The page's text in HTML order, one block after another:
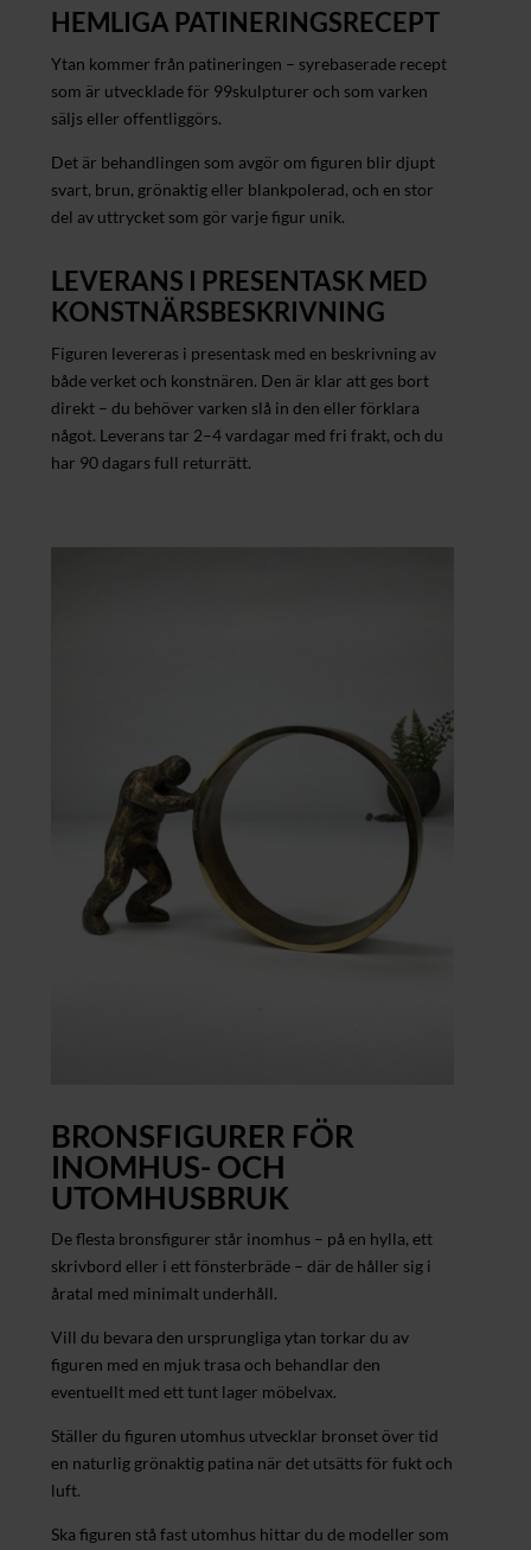
HEMLIGA PATINERINGSRECEPT
Ytan kommer från patineringen – syrebaserade recept
som är utvecklade för 99skulpturer och som varken
säljs eller offentliggörs.
Det är behandlingen som avgör om figuren blir djupt
svart, brun, grönaktig eller blankpolerad, och en stor
del av uttrycket som gör varje figur unik.
LEVERANS I PRESENTASK MED
KONSTNÄRSBESKRIVNING
Figuren levereras i presentask med en beskrivning av
både verket och konstnären. Den är klar att ges bort
direkt – du behöver varken slå in den eller förklara
något. Leverans tar 2–4 vardagar med fri frakt, och du
har 90 dagars full returrätt.
BRONSFIGURER FÖR
INOMHUS- OCH
UTOMHUSBRUK
De flesta bronsfigurer står inomhus – på en hylla, ett
skrivbord eller i ett fönsterbräde – där de håller sig i
åratal med minimalt underhåll.
Vill du bevara den ursprungliga ytan torkar du av
figuren med en mjuk trasa och behandlar den
eventuellt med ett tunt lager möbelvax.
Ställer du figuren utomhus utvecklar bronset över tid
en naturlig grönaktig patina när det utsätts för fukt och
luft.
Ska figuren stå fast utomhus hittar du de modeller som